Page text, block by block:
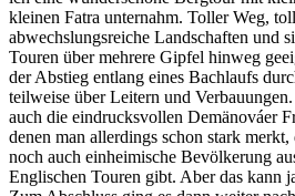
kleinen Fatra unternahm. Toller Weg,
abwechslungsreiche Landschaften und
Touren über mehrere Gipfel hinweg
der Abstieg entlang eines Bachlaufs
teilweise über Leitern und
auch die eindrucksvollen Demänováer
denen man allerdings schon stark
noch auch einheimische Bevölkerung
Englischen Touren gibt. Aber das kann